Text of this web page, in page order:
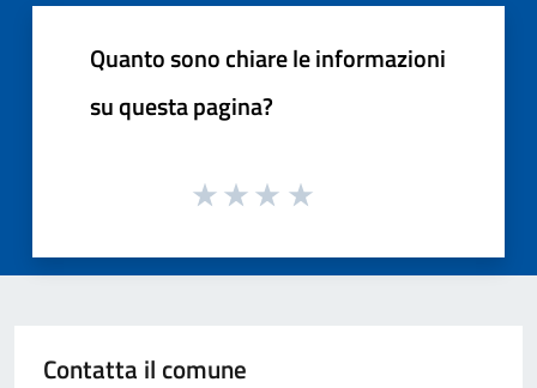
Quanto sono chiare le informazioni
su questa pagina?
Contatta il comune